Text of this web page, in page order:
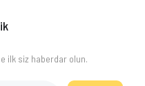
ilk siz haberdar olun.